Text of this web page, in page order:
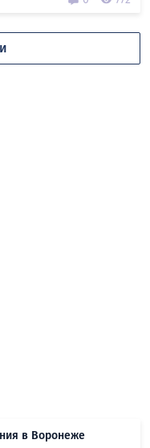
в Воронеже